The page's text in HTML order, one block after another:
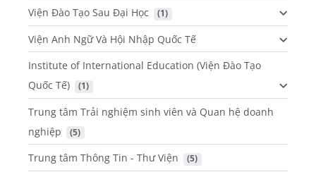
Viện Đào Tạo Sau Đại Học
(1)
Viện Anh Ngữ Và Hội Nhập Quốc Tế
Institute of International Education (Viện Đào Tạo
Quốc Tế)
(1)
Trung tâm Trải nghiệm sinh viên và Quan hệ doanh
nghiệp
(5)
Trung tâm Thông Tin - Thư Viện (5)